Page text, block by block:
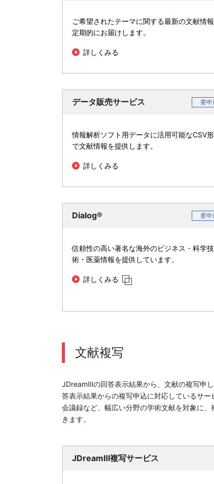
ご希望されたテーマに関する最新の文献情
定期的にお届けします。
詳しくみる
データ販売サービス 要申
情報解析ソフト用データに活用可能なCSV
で文献情報を提供します。
詳しくみる
Dialog® 要申
信頼性の高い著名な海外のビジネス・科学技
術・医薬情報を提供しています。
詳しくみる
文献複写
JDreamⅢの回答表示結果から、文献の複写申
答表示結果からの複写申込に対応しているサ
会議録など、幅広い分野の学術文献を対象に
きます。
JDreamⅢ複写サービス